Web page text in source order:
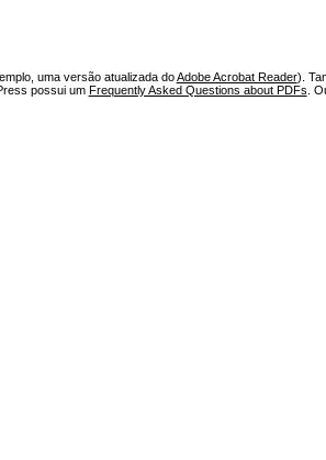
uma versão atualizada doAdobe Acrobat Reader).
possui um Frequently Asked Questions about PDFs .